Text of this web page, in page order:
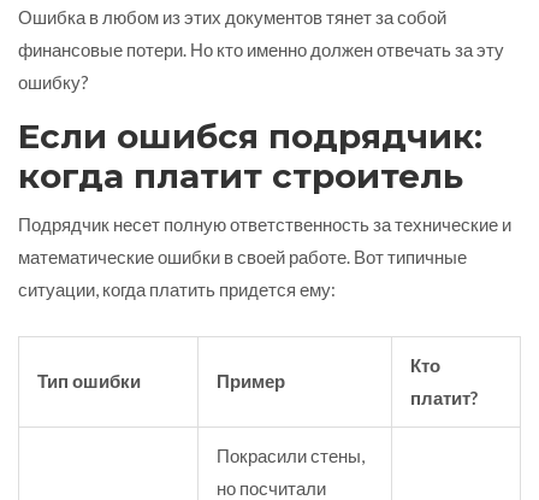
Ошибка в любом из этих документов тянет за собой
финансовые потери. Но кто именно должен отвечать за эту
ошибку?
Если ошибся подрядчик:
когда платит строитель
Подрядчик несет полную ответственность за технические и
математические ошибки в своей работе. Вот типичные
ситуации, когда платить придется ему:
Тип ошибки Пример
Кто
платит?
Покрасили стены,
но посчитали